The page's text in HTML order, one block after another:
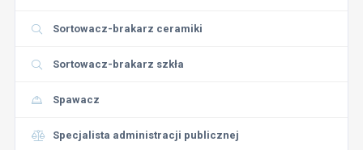
Sortowacz-brakarz ceramiki
Sortowacz-brakarz szkła
Spawacz
Specjalista administracji publicznej